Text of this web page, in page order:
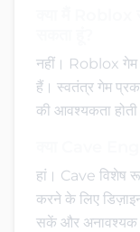
नहीं। Roblox
हैं। स्वतंत्र गेम
की आवश्यकता होती
हां। Cave विशेष
करने के लिए
सकें और